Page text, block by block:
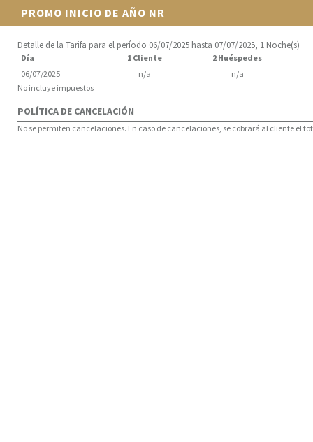
PROMO INICIO DE AÑO NR
Detalle de la Tarifa para el período 06/07/2025 hasta 07/07/2025, 1 Noche(s)
Día 1 Cliente
2 Huéspedes
06/07/2025
n/a
n/a
No incluye impuestos
POLÍTICA DE CANCELACIÓN
No se permiten cancelaciones. En caso de cancelaciones, se cobrará al cliente el